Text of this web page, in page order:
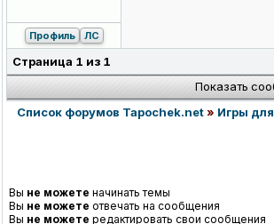
Профиль ЛС
Страница 1 из 1
Показать
Список форумов Tapochek.net» Игры
Вы не можете начинать темы
Вы не можете отвечать на сообщения
Вы не можете редактировать свои сообщения